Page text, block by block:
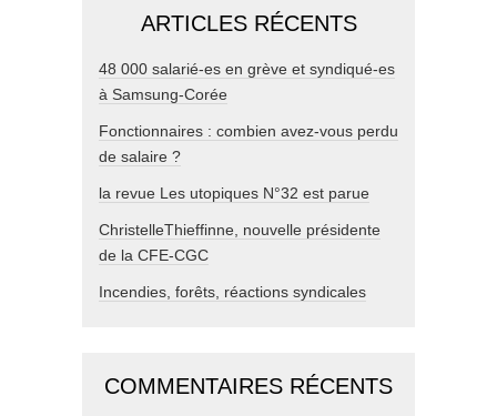
ARTICLES RÉCENTS
48 000 salarié-es en grève et syndiqué-es
à Samsung-Corée
Fonctionnaires : combien avez-vous perdu
de salaire ?
la revue Les utopiques N°32 est parue
ChristelleThieffinne, nouvelle présidente
de la CFE-CGC
Incendies, forêts, réactions syndicales
COMMENTAIRES RÉCENTS